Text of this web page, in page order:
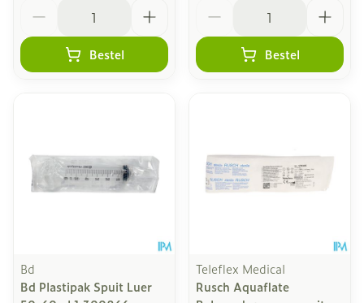
Bestel Bestel
Bd
Bd Plastipak Spuit Luer
Teleflex Medical
Rusch Aquaflate